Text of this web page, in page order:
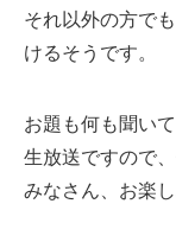
それ以外の方でも
けるそうです。
お題も何も聞い
生放送ですので
みなさん、お楽